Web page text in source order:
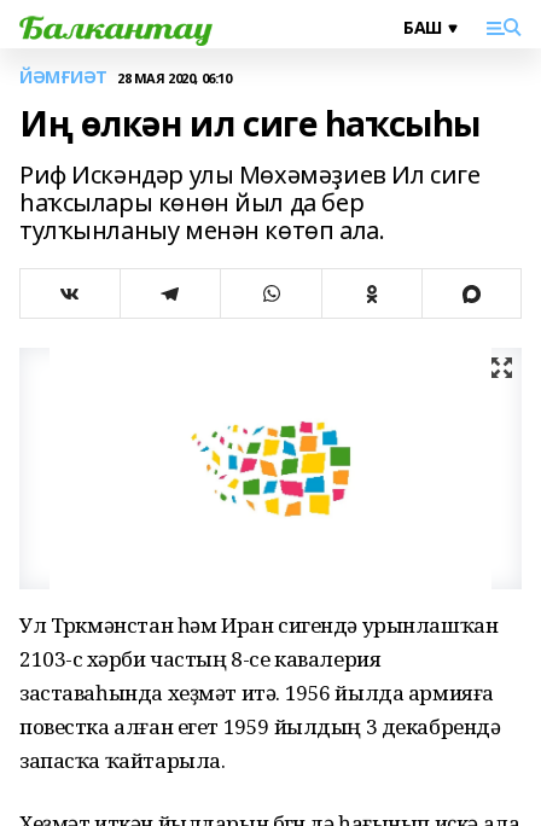
ЙӘМҒИӘТ 28 МАЯ 2020, 06:10
Иң өлкән ил сиге һаҡсыһы
Риф Искәндәр улы Мөхәмәҙиев Ил сиге
һаҡсылары көнөн йыл да бер
тулҡынланыу менән көтөп ала.
Ул Төркмәнстан һәм Иран сигендә урынлашҡан
2103-сө хәрби частың 8-се кавалерия
заставаһында хеҙмәт итә. 1956 йылда армияға
повестка алған егет 1959 йылдың 3 декабрендә
запасҡа ҡайтарыла.